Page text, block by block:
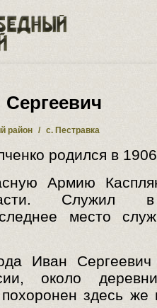
район / с. Пестравка
родился в
Армию
Служил
место
Иван Сергеевич
около
здесь же